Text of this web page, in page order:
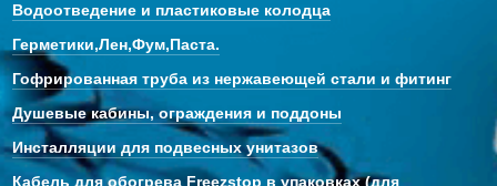
Водоотведение и пластиковые колодца
Герметики,Лен,Фум,Паста.
Гофрированная труба из нержавеющей стали и фитинг
Душевые кабины, ограждения и поддоны
Инсталляции для подвесных унитазов
Кабель для обогрева Freezstop в упаковках (для